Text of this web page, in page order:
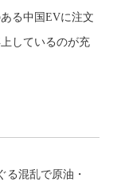
る中国EVに注文
しているのが充
る混乱で原油・